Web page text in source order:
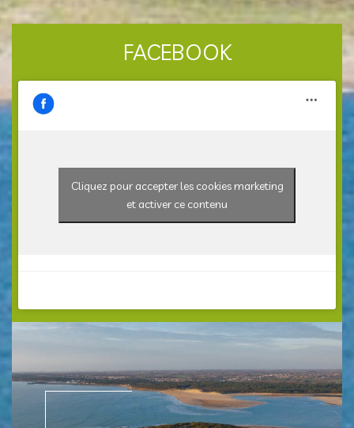
FACEBOOK
Cliquez pour accepter les cookies marketing
et activer ce contenu